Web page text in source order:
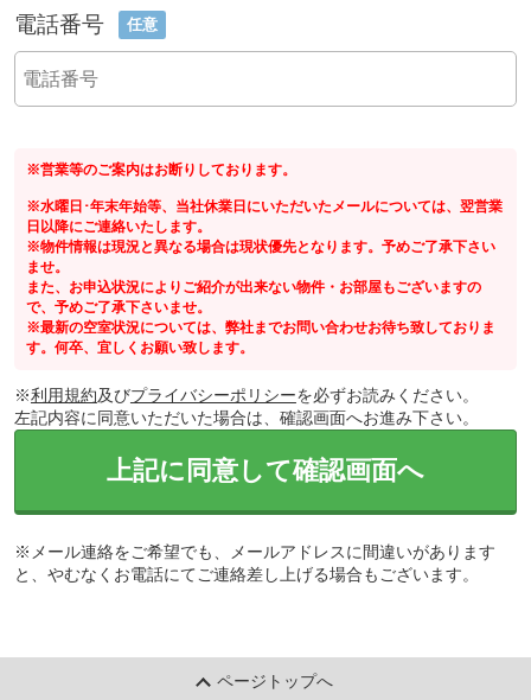
電話番号 任意
※営業等のご案内はお断りしております。
※水曜日･年末年始等、当社休業日にいただいたメールについては、翌営業
日以降にご連絡いたします。
※物件情報は現況と異なる場合は現状優先となります。予めご了承下さい
ませ。
また、お申込状況によりご紹介が出来ない物件・お部屋もございますの
で、予めご了承下さいませ。
※最新の空室状況については、弊社までお問い合わせお待ち致しておりま
す。何卒、宜しくお願い致します。
※利用規約及びプライバシーポリシーを必ずお読みください。
左記内容に同意いただいた場合は、確認画面へお進み下さい。
上記に同意して確認画面へ
※メール連絡をご希望でも、メールアドレスに間違いがあります
と、やむなくお電話にてご連絡差し上げる場合もございます。
ページトップへ